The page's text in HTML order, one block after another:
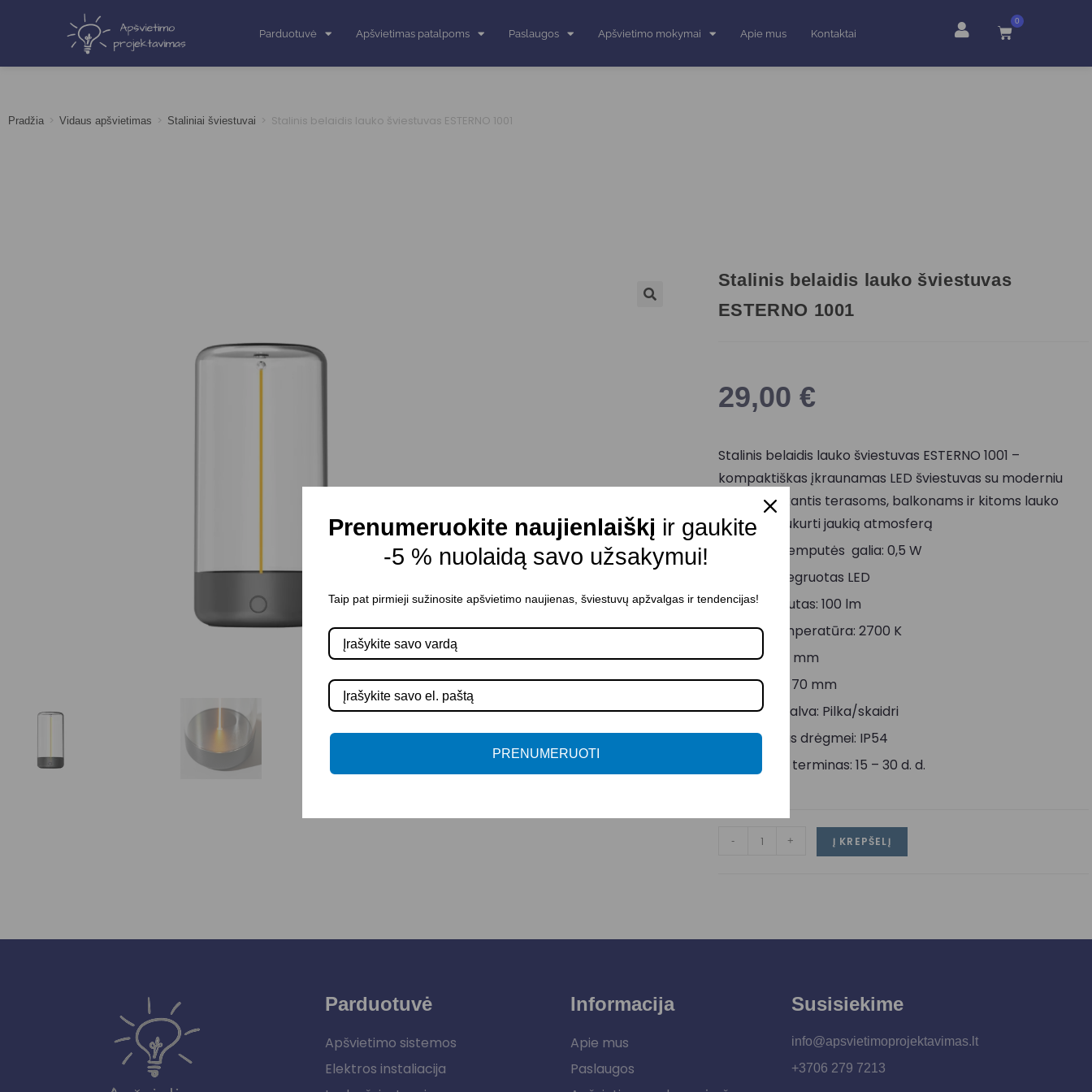
Parduotuvė Apšvietimas patalpoms Paslaugos Apšvietimo mokymai Apie mus Kontaktai
0
Pradžia > Vidaus apšvietimas > Staliniai šviestuvai > Stalinis belaidis lauko šviestuvas ESTERNO 1001
Stalinis belaidis lauko šviestuvas
ESTERNO 1001
29,00 €
Stalinis belaidis lauko šviestuvas ESTERNO 1001 –
kompaktiškas įkraunamas LED šviestuvas su moderniu
dizainu, tinkantis terasoms, balkonams ir kitoms lauko
erdvėms sukurti jaukią atmosferą
Maksimali lemputės galia: 0,5 W
Cokolis: Integruotas LED
Šviesos srautas: 100 lm
Šviesos temperatūra: 2700 K
Aukštis: 145 mm
Diametras: 70 mm
Korpuso spalva: Pilka/skaidri
Atsparumas drėgmei: IP54
Pristatymo terminas: 15 – 30 d. d.
- + Į KREPŠELĮ
Parduotuvė
Apšvietimo sistemos
Elektros instaliacija
Informacija
Apie mus
Paslaugos
Susisiekime
info@apsvietimoprojektavimas.lt
+3706 279 7213
Prenumeruokite naujienlaiškį ir gaukite
-5 % nuolaidą savo užsakymui!
Taip pat pirmieji sužinosite apšvietimo naujienas, šviestuvų apžvalgas ir tendencijas!
PRENUMERUOTI